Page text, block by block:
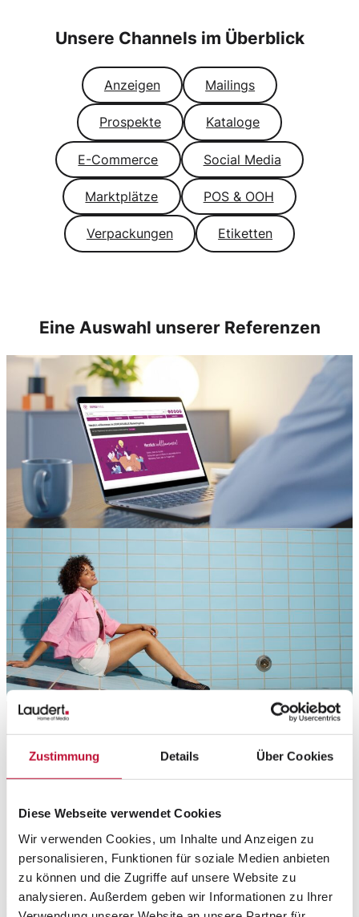
Zustimmung Details Über Cookies
Diese Webseite verwendet Cookies
Wir verwenden Cookies, um Inhalte und Anzeigen zu
personalisieren, Funktionen für soziale Medien anbieten
zu können und die Zugriffe auf unsere Website zu
analysieren. Außerdem geben wir Informationen zu Ihrer
Unsere Channels im Überblick
Anzeigen Mailings
Prospekte Kataloge
E-Commerce Social Media
Marktplätze POS & OOH
Verpackungen Etiketten
Eine Auswahl unserer Referenzen